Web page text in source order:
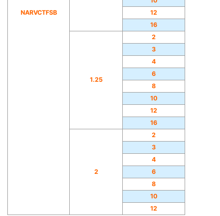
NARVCTFSB
12
16
1.25
2
3
4
6
8
10
12
16
2
2
3
4
6
8
10
12